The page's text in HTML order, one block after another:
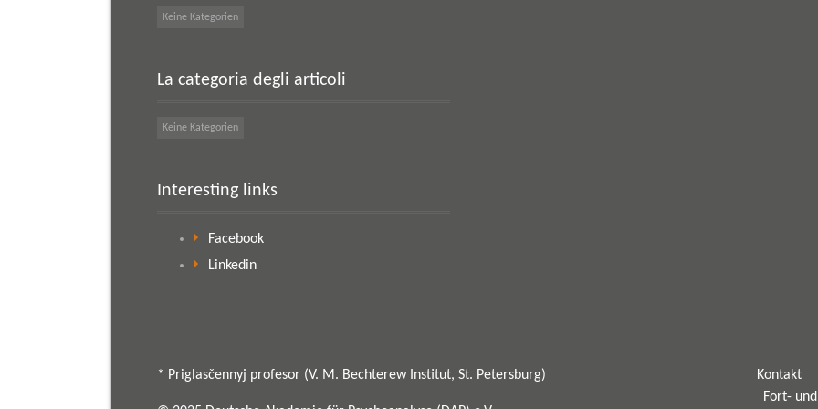
Keine Kategorien
La categoria degli articoli
Keine Kategorien
Interesting links
Facebook
Linkedin
Kontakt
Fort-
* Priglasčennyj profesor (V. M. Bechterew Institut, St. Petersburg)